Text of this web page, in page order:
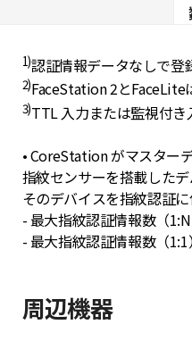
1)認証情報データなしで登
2)FaceStation 2とFaceLite
3)TTL 入力または監視付き
• CoreStation がマスター
指紋センサーを搭載した
そのデバイスを指紋認証に
- 最大指紋認証情報数（
- 最大指紋認証情報数（
周辺機器